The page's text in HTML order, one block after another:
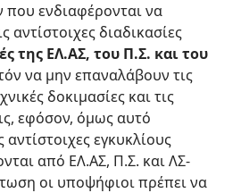
ενδιαφέρονται να
αντίστοιχες διαδικασίες
της ΕΛ.ΑΣ, του Π.Σ. και του
να μην επαναλάβουν τις
δοκιμασίες και τις
εφόσον, όμως αυτό
αντίστοιχες εγκυκλίους
από ΕΛ.ΑΣ, Π.Σ. και ΛΣ-
οι υποψήφιοι πρέπει να